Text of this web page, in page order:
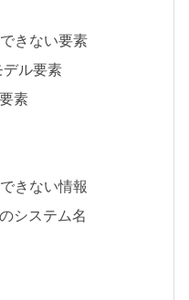
きない要素
デル要素
素
きない情報
システム名